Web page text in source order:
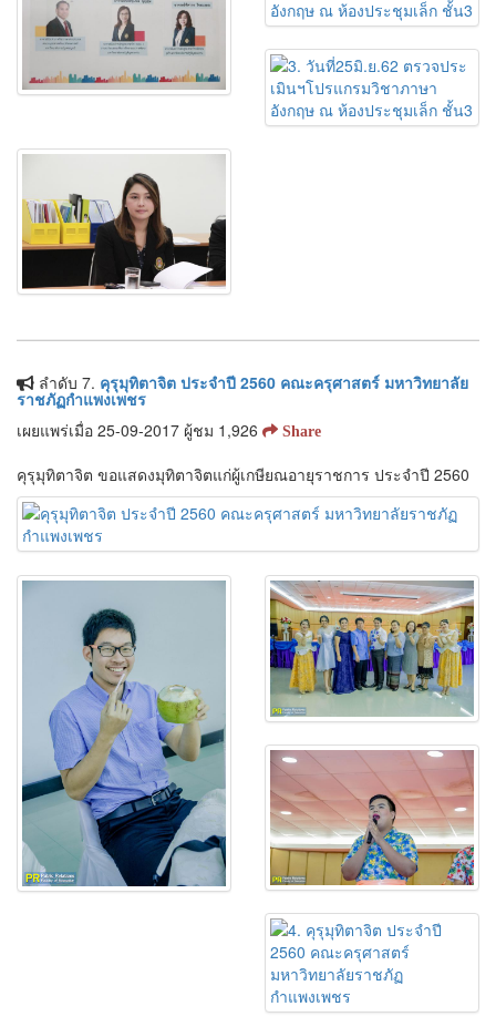
ลำดับ 7. คุรุมุทิตาจิต ประจำปี 2560 คณะครุศาสตร์ มหาวิทยาลัย
ราชภัฏกำแพงเพชร
เผยแพร่เมื่อ 25-09-2017 ผู้ชม 1,926
Share
คุรุมุทิตาจิต ขอแสดงมุทิตาจิตแก่ผู้เกษียณอายุราชการ ประจำปี 2560